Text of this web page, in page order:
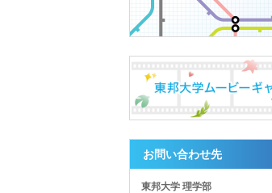
お問い合わせ先
東邦大学 理学部